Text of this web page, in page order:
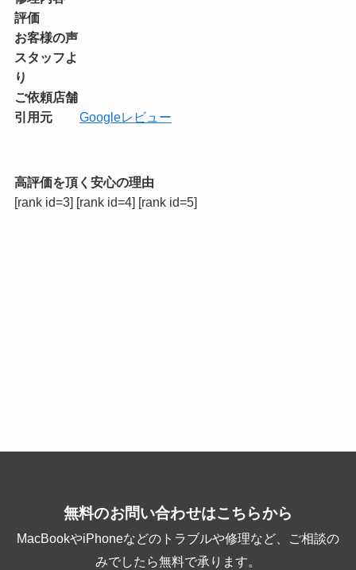
評価
お客様の声
スタッフよ
り
ご依頼店舗
引用元
Googleレビュー
高評価を頂く安心の理由
[rank id=3] [rank id=4] [rank id=5]
無料のお問い合わせはこちらから
MacBookやiPhoneなどのトラブルや修理など、ご相談の
みでしたら無料で承ります。